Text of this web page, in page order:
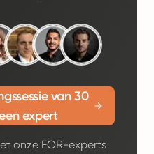
van 30
expert
onze EOR-experts